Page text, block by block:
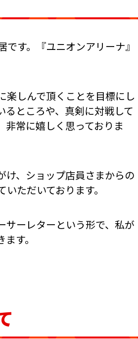
す。『ユニオンアリーナ』
楽しんで頂くことを目標にし
ところや、真剣に対戦して
非常に嬉しく思っておりま
け、ショップ店員さまからの
ただいております。
サーレターという形で、私が
す。